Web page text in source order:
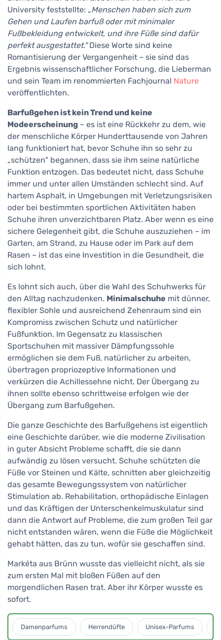
University feststellte: „Menschen haben sich zum
Gehen und Laufen barfuß oder mit minimaler
Fußbekleidung entwickelt, und ihre Füße sind dafür
perfekt ausgestattet."Diese Worte sind keine
Romantisierung der Vergangenheit – sie sind das
Ergebnis wissenschaftlicher Forschung, die Lieberman
und sein Team im renommierten Fachjournal Nature
veröffentlichten.
Barfußgehen ist kein Trend und keine
Modeerscheinung – es ist eine Rückkehr zu dem, wie
der menschliche Körper Hunderttausende von Jahren
lang funktioniert hat, bevor Schuhe ihn so sehr zu
„schützen" begannen, dass sie ihm seine natürliche
Funktion entzogen. Das bedeutet nicht, dass Schuhe
immer und unter allen Umständen schlecht sind. Auf
hartem Asphalt, in Umgebungen mit Verletzungsrisiken
oder bei bestimmten sportlichen Aktivitäten haben
Schuhe ihren unverzichtbaren Platz. Aber wenn es eine
sichere Gelegenheit gibt, die Schuhe auszuziehen – im
Garten, am Strand, zu Hause oder im Park auf dem
Rasen – ist das eine Investition in die Gesundheit, die
sich lohnt.
Es lohnt sich auch, über die Wahl des Schuhwerks für
den Alltag nachzudenken. Minimalschuhe mit dünner,
flexibler Sohle und ausreichend Zehenraum sind ein
Kompromiss zwischen Schutz und natürlicher
Fußfunktion. Im Gegensatz zu klassischen
Sportschuhen mit massiver Dämpfungssohle
ermöglichen sie dem Fuß, natürlicher zu arbeiten,
übertragen propriozeptive Informationen und
verkürzen die Achillessehne nicht. Der Übergang zu
ihnen sollte ebenso schrittweise erfolgen wie der
Übergang zum Barfußgehen.
Die ganze Geschichte des Barfußgehens ist eigentlich
eine Geschichte darüber, wie die moderne Zivilisation
in guter Absicht Probleme schafft, die sie dann
aufwändig zu lösen versucht. Schuhe schützten die
Füße vor Steinen und Kälte, schnitten aber gleichzeitig
das gesamte Bewegungssystem von natürlicher
Stimulation ab. Rehabilitation, orthopädische Einlagen
und das Kräftigen der Unterschenkelmuskulatur sind
dann die Antwort auf Probleme, die zum großen Teil gar
nicht entstanden wären, wenn die Füße die Möglichkeit
gehabt hätten, das zu tun, wofür sie geschaffen sind.
Markéta aus Brünn wusste das vielleicht nicht, als sie
zum ersten Mal mit bloßen Füßen auf den
morgendlichen Rasen trat. Aber ihr Körper wusste es
sofort.
Damenparfums Herrendüfte Unisex-Parfums